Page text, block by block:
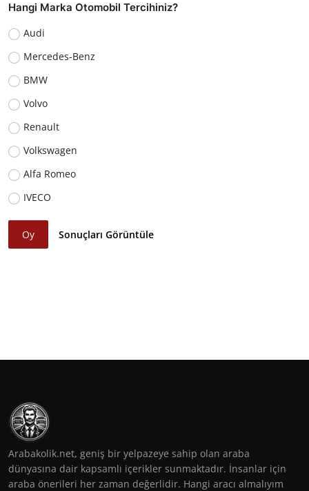
Hangi Marka Otomobil Tercihiniz?
Audi
Mercedes-Benz
BMW
Volvo
Renault
Volkswagen
Alfa Romeo
IVECO
Oy Sonuçları Görüntüle
Arabakolik.net, geniş bir yelpazeye sahip olan araba
dünyasına dair kapsamlı içerikler sunmaktadır. İnsanlar için
araba önerileri her zaman değerlidir. Hangi aracı almalıyım